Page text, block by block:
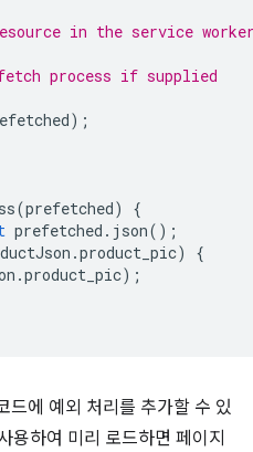
in the service
process if supplied
);
(prefetched)
{
prefetched . json();
.product_pic)
{
.product_pic);
에 예외 처리를 추가할 수 있
용하여 미리 로드하면 페이지